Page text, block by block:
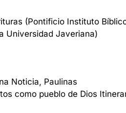
(Pontificio Instituto
Universidad Javeriana)
Noticia, Paulinas
como pueblo de Dios